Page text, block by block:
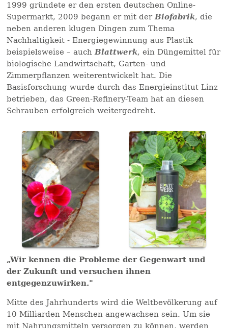
1999 gründete er den ersten deutschen Online-
Supermarkt, 2009 begann er mit derBiofabrik, die
neben anderen klugen Dingen zum Thema
Nachhaltigkeit - Energiegewinnung aus Plastik
beispielsweise – auchBlattwerk, ein Düngemittel für
biologische Landwirtschaft, Garten- und
Zimmerpflanzen weiterentwickelt hat. Die
Basisforschung wurde durch das Energieinstitut Linz
betrieben, das Green-Refinery-Team hat an diesen
Schrauben erfolgreich weitergedreht.
„Wir kennen die Probleme der Gegenwart und
der Zukunft und versuchen ihnen
entgegenzuwirken."
Mitte des Jahrhunderts wird die Weltbevölkerung auf
10 Milliarden Menschen angewachsen sein. Um sie
mit Nahrungsmitteln versorgen zu können, werden